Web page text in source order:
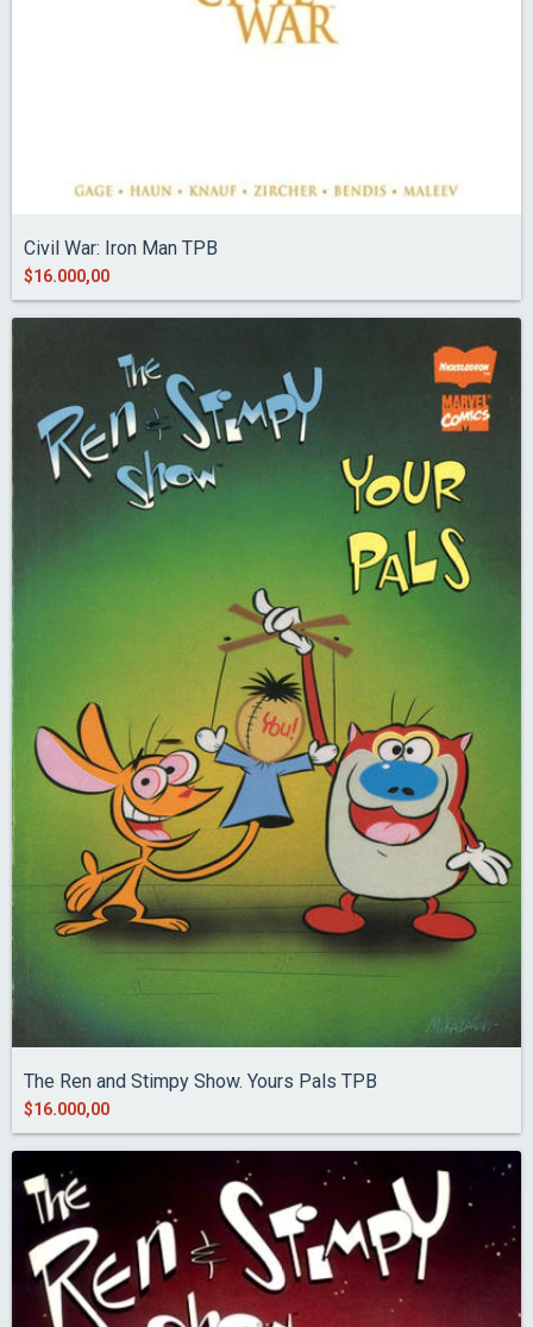
Civil War: Iron Man TPB
$16.000,00
The Ren and Stimpy Show. Yours Pals TPB
$16.000,00